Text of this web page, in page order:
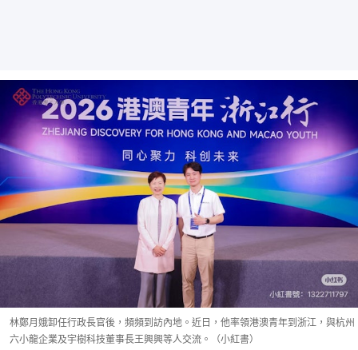
林鄭月娥卸任行政長官後，頻頻到訪內地。近日，他率領港澳青年到浙江，與杭州
六小龍企業及宇樹科技董事長王興興等人交流。（小紅書）